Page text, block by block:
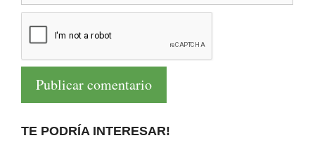
TE PODRÍA INTERESAR!